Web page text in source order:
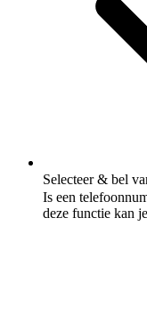
Selecteer & bel
Is een
deze functie kan